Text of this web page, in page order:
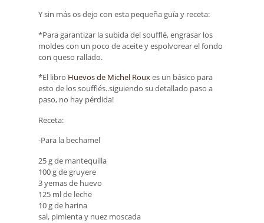
Y sin más os dejo con esta pequeña guía y receta:
*Para garantizar la subida del soufflé, engrasar los
moldes con un poco de aceite y espolvorear el fondo
con queso rallado.
*El libro Huevos de Michel Rouxes un básico para
esto de los soufflés..siguiendo su detallado paso a
paso, no hay pérdida!
Receta:
-Para la bechamel
25 g de mantequilla
100 g de gruyere
3 yemas de huevo
125 ml de leche
10 g de harina
sal, pimienta y nuez moscada